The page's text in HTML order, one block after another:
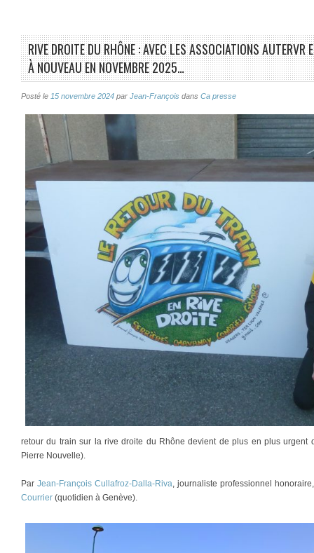
RIVE DROITE DU RHÔNE : AVEC LES ASSOCIATIONS
À NOUVEAU EN NOVEMBRE 2025…
Posté le 15 novembre 2024 par Jean-François dans Ca presse
retour du train sur la rive droite du Rhône devient de plus en plus
Pierre Nouvelle).
Par Jean-François Cullafroz-Dalla-Riva, journaliste professionnel
Courrier (quotidien à Genève).